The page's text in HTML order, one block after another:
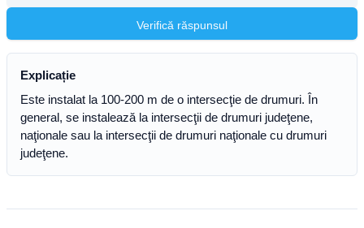
Verifică răspunsul
Explicație
Este instalat la 100-200 m de o intersecţie de drumuri. În
general, se instalează la intersecţii de drumuri judeţene,
naţionale sau la intersecţii de drumuri naţionale cu drumuri
judeţene.